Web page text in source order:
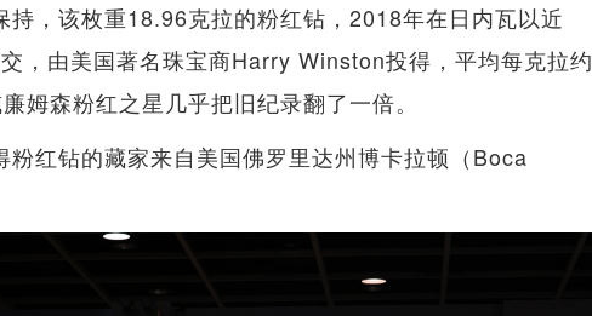
持，该枚重18.96克拉的粉红钻，2018年在日内瓦以近
，由美国著名珠宝商Harry Winston投得，平均每克拉约
姆森粉红之星几乎把旧纪录翻了一倍。
红钻的藏家来自美国佛罗里达州博卡拉顿（Boca